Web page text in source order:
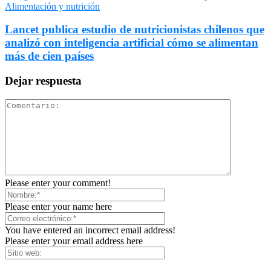
Alimentación y nutrición
Lancet publica estudio de nutricionistas chilenos que
analizó con inteligencia artificial cómo se alimentan
más de cien países
Dejar respuesta
Please enter your comment!
Please enter your name here
You have entered an incorrect email address!
Please enter your email address here